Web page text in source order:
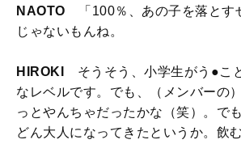
NAOTO 「100％、あの子を落とす
じゃないもんね。
HIROKI そうそう、小学生がう●こ
なレベルです。でも、（メンバーの
っとやんちゃだったかな（笑）。で
どん大人になってきたというか。飲